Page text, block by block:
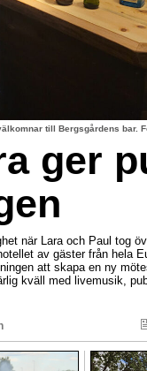
till Bergsgårdens bar.
ger
när Lara och Paul tog
av gäster från hela
att skapa en ny
kväll med livemusik,